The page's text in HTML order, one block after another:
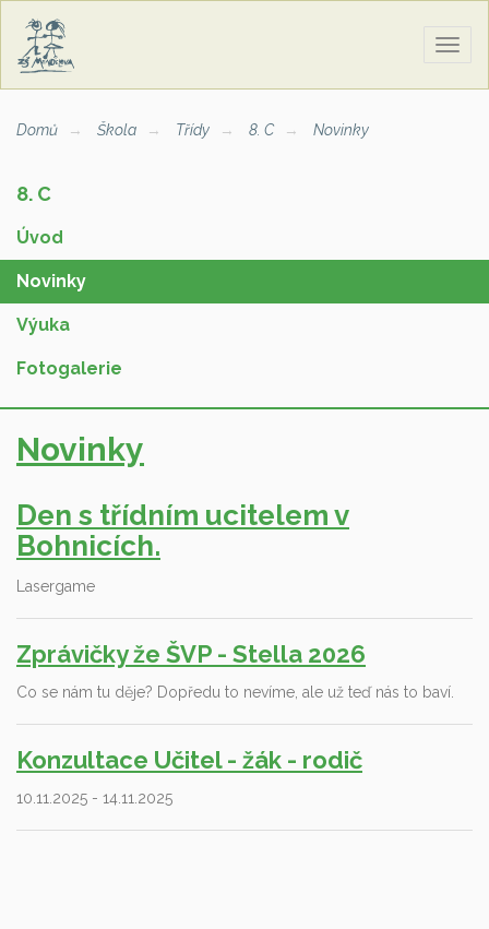
Domů Škola Třídy 8. C Novinky
8. C
Úvod
Novinky
Výuka
Fotogalerie
Novinky
Den s třídním ucitelem v
Bohnicích.
Lasergame
Zprávičky že ŠVP - Stella 2026
Co se nám tu děje? Dopředu to nevíme, ale už teď nás to baví.
Konzultace Učitel - žák - rodič
10.11.2025 - 14.11.2025